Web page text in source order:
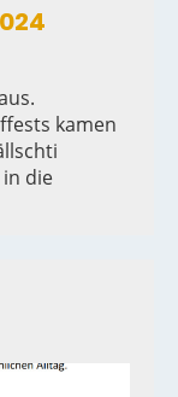
kamen
die